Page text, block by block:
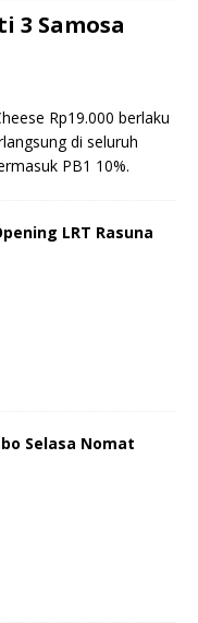
3 Samosa
Rp19.000 berlaku
di seluruh
PB1 10%.
LRT Rasuna
Selasa Nomat